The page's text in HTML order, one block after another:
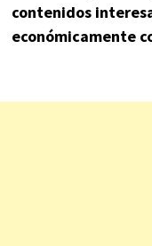
contenidos
económicamente